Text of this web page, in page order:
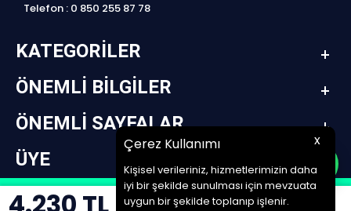
Çerez Kullanımı x
Kişisel verileriniz, hizmetlerimizin daha
iyi bir şekilde sunulması için mevzuata
uygun bir şekilde toplanıp işlenir.
Telefon : 0 850 255 87 78
KATEGORILER
ÖNEMLI BILGILER
ÖNEMLI SAYFALAR
ÜYE
design by jetpack | www.müziküssü.com | copyright ©2022 Tüm hakları saklıdır.